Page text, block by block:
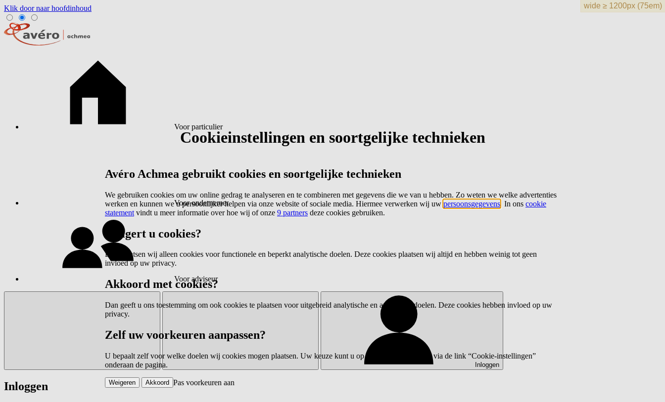
Klik door naar hoofdinhoud
Voor particulier
Voor ondernemer
Voor adviseur
Inloggen
Inloggen
Cookieinstellingen en soortgelijke technieken
Avéro Achmea gebruikt cookies en soortgelijke technieken
We gebruiken cookies om uw online gedrag te analyseren en te combineren met gegevens die we van u hebben. Zo weten we welke advertenties
werken en kunnen we u persoonlijker helpen via onze website of sociale media. Hiermee verwerken wij uw persoonsgegevens . In ons cookie
statement vindt u meer informatie over hoe wij of onze 9 partners deze cookies gebruiken.
Weigert u cookies?
Dan plaatsen wij alleen cookies voor functionele en beperkt analytische doelen. Deze cookies plaatsen wij altijd en hebben weinig tot geen
invloed op uw privacy.
Akkoord met cookies?
Dan geeft u ons toestemming om ook cookies te plaatsen voor uitgebreid analytische en advertentiedoelen. Deze cookies hebben invloed op uw
privacy.
Zelf uw voorkeuren aanpassen?
U bepaalt zelf voor welke doelen wij cookies mogen plaatsen. Uw keuze kunt u op elk moment wijzigen via de link “Cookie-instellingen”
onderaan de pagina.
Pas voorkeuren aan
Weigeren Akkoord